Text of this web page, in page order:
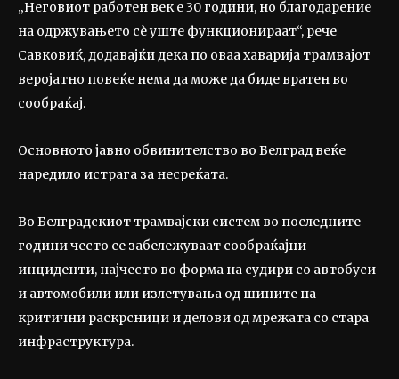
„Неговиот работен век е 30 години, но благодарение
на одржувањето сè уште функционираат“, рече
Савковиќ, додавајќи дека по оваа хаварија трамвајот
веројатно повеќе нема да може да биде вратен во
сообраќај.
Основното јавно обвинителство во Белград веќе
наредило истрага за несреќата.
Во Белградскиот трамвајски систем во последните
години често се забележуваат сообраќајни
инциденти, најчесто во форма на судири со автобуси
и автомобили или излетувања од шините на
критични раскрсници и делови од мрежата со стара
инфраструктура.